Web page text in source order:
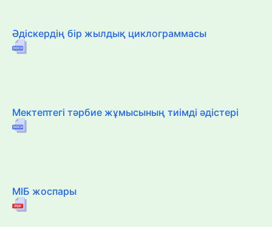
Әдіскердің бір жылдық циклограммасы
Мектептегі тәрбие жұмысының тиімді әдістері
МІБ жоспары